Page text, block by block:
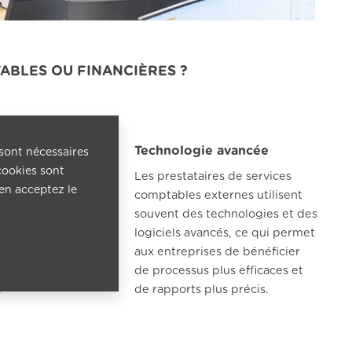
OU FINANCIÈRES ?
peuvent ajuster
en
besoins. Cela
Technologie avancée
Les prestataires de services
comptables externes utilisent
souvent des technologies et des
logiciels avancés, ce qui permet
aux entreprises de bénéficier
de processus plus efficaces et
de rapports plus précis.
nécessaires
sont
acceptez le